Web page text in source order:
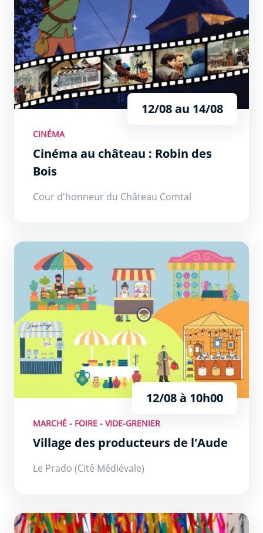
12/08 au 14/08
CINÉMA
Cinéma au château : Robin des
Bois
Cour d'honneur du Château Comtal
Village des producteurs de l&#039;Aude
12/08 à 10h00
MARCHÉ - FOIRE - VIDE-GRENIER
Village des producteurs de l'Aude
Le Prado (Cité Médiévale)
Les Mercredis Nocturnes de la rue Piétonne